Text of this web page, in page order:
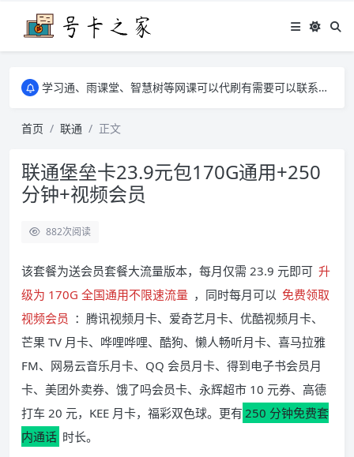
学习通、雨课堂、智慧树等网课可以代刷有需要可以联系邮箱i@tuzi.la
学习通、雨课堂、智慧树等网课可以代刷有需要可以联系邮箱i@tuzi.la
首页
联通 正文
联通堡垒卡23.9元包170G通用+250
分钟+视频会员
882次阅读
该套餐为送会员套餐大流量版本，每月仅需 23.9 元即可 升
级为 170G 全国通用不限速流量 ，同时每月可以 免费领取
视频会员 ：腾讯视频月卡、爱奇艺月卡、优酷视频月卡、
芒果 TV 月卡、哗哩哗哩、酷狗、懒人畅听月卡、喜马拉雅
FM、网易云音乐月卡、QQ 会员月卡、得到电子书会员月
卡、美团外卖券、饿了吗会员卡、永辉超市 10 元券、高德
打车 20 元，KEE 月卡，福彩双色球。更有 250 分钟免费套
内通话 时长。